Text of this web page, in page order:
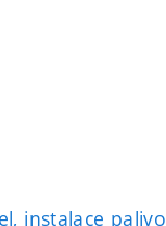
instalace